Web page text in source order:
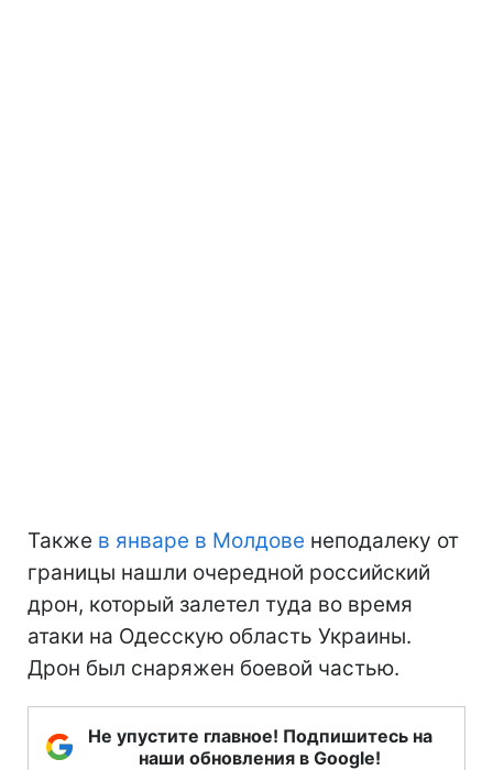
Также в январе в Молдове неподалеку от
границы нашли очередной российский
дрон, который залетел туда во время
атаки на Одесскую область Украины.
Дрон был снаряжен боевой частью.
Не упустите главное! Подпишитесь на
наши обновления в Google!